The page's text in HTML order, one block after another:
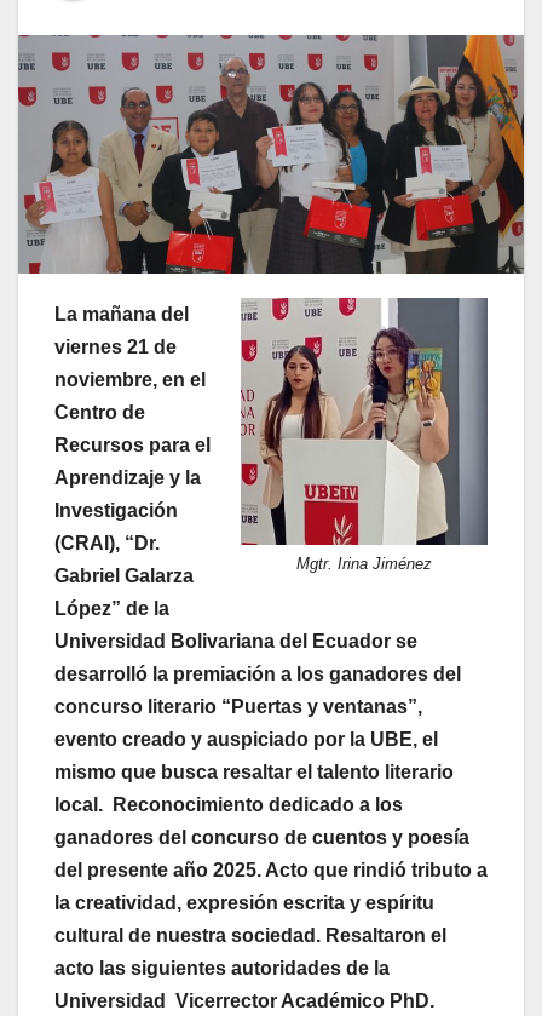
Mgtr. Irina Jiménez
La mañana del
viernes 21 de
noviembre, en el
Centro de
Recursos para el
Aprendizaje y la
Investigación
(CRAI), “Dr.
Gabriel Galarza
López” de la
Universidad Bolivariana del Ecuador se
desarrolló la premiación a los ganadores del
concurso literario “Puertas y ventanas”,
evento creado y auspiciado por la UBE, el
mismo que busca resaltar el talento literario
local. Reconocimiento dedicado a los
ganadores del concurso de cuentos y poesía
del presente año 2025. Acto que rindió tributo a
la creatividad, expresión escrita y espíritu
cultural de nuestra sociedad. Resaltaron el
acto las siguientes autoridades de la
Universidad Vicerrector Académico PhD.